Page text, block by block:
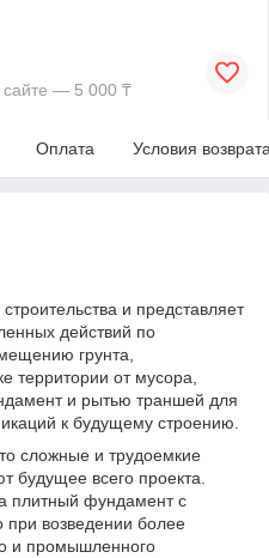
сайте — 5 000 ₸
Оплата Условия
и представляет
действий по
грунта,
территории от мусора,
и рытью траншей для
к будущему строению.
сложные и трудоемкие
будущее всего проекта.
плитный фундамент с
при возведении более
и промышленного